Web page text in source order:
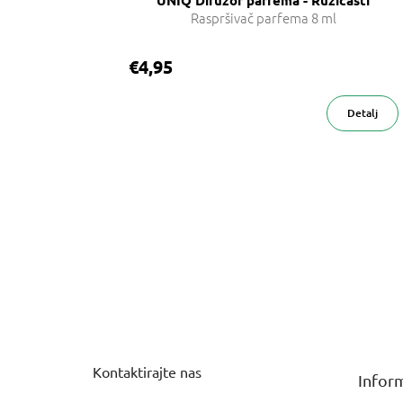
Raspršivač parfema 8 ml
€4,95
Detalj
Kontaktirajte nas